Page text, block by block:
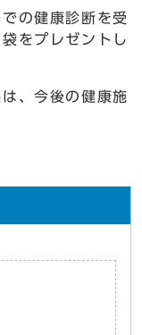
の健康診断を受
をプレゼントし
、今後の健康施